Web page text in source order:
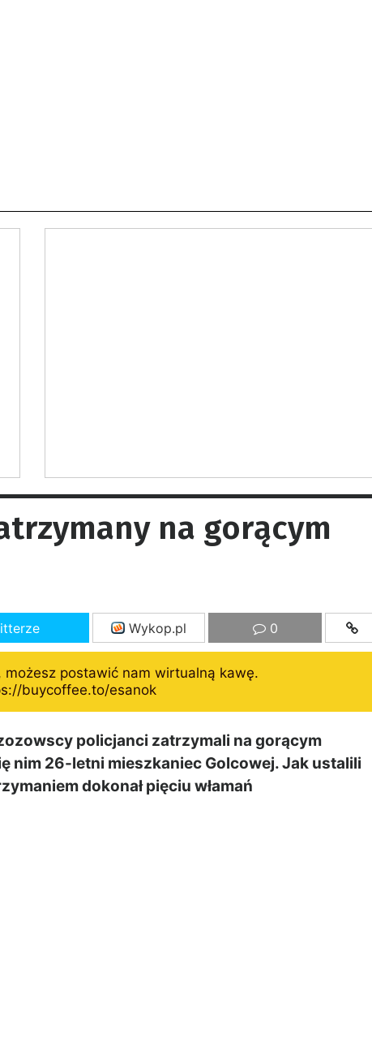
na gorącym
Wykop.pl 0
możesz postawić nam wirtualną kawę.
buycoffee.to/esanok
policjanci zatrzymali na gorącym
nim 26-letni mieszkaniec Golcowej. Jak ustalili
dokonał pięciu włamań